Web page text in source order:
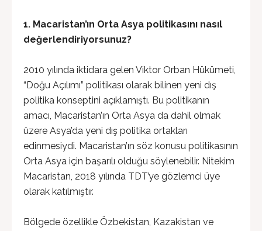
1. Macaristan’ın Orta Asya politikasını nasıl
değerlendiriyorsunuz?
2010 yılında iktidara gelen Viktor Orban Hükümeti,
“Doğu Açılımı” politikası olarak bilinen yeni dış
politika konseptini açıklamıştı. Bu politikanın
amacı, Macaristan’ın Orta Asya da dahil olmak
üzere Asya’da yeni dış politika ortakları
edinmesiydi. Macaristan’ın söz konusu politikasının
Orta Asya için başarılı olduğu söylenebilir. Nitekim
Macaristan, 2018 yılında TDT’ye gözlemci üye
olarak katılmıştır.
Bölgede özellikle Özbekistan, Kazakistan ve